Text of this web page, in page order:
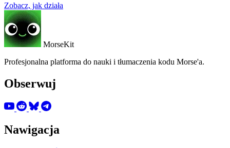
Zobacz, jak działa
MorseKit
Profesjonalna platforma do nauki i tłumaczenia kodu Morse'a.
Obserwuj
Nawigacja